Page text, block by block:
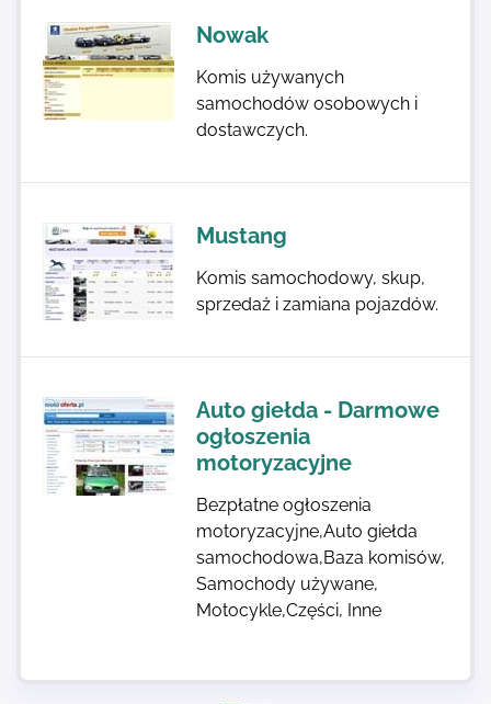
Nowak
Komis używanych
samochodów osobowych i
dostawczych.
Mustang
Komis samochodowy, skup,
sprzedaż i zamiana pojazdów.
Auto giełda - Darmowe
ogłoszenia
motoryzacyjne
Bezpłatne ogłoszenia
motoryzacyjne,Auto giełda
samochodowa,Baza komisów,
Samochody używane,
Motocykle,Części, Inne